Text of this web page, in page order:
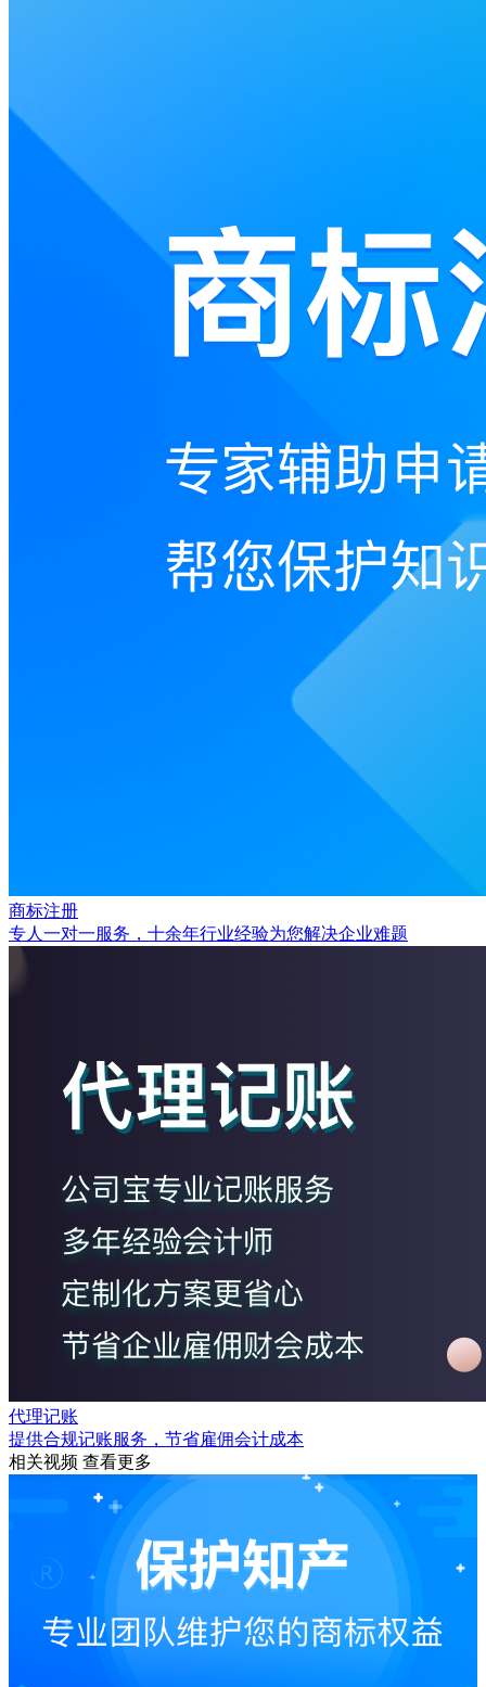
商标注册
专人一对一服务，十余年行业经验为您解决企业难题
代理记账
提供合规记账服务，节省雇佣会计成本
相关视频 查看更多